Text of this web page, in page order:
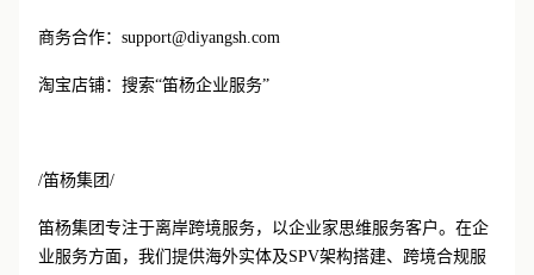
商务合作： support@diyangsh.com
淘宝店铺：搜索“笛杨企业服务”
/笛杨集团/
笛杨集团专注于离岸跨境服务，以企业家思维服务客户。在企
业服务方面，我们提供海外实体及SPV架构搭建、跨境合规服